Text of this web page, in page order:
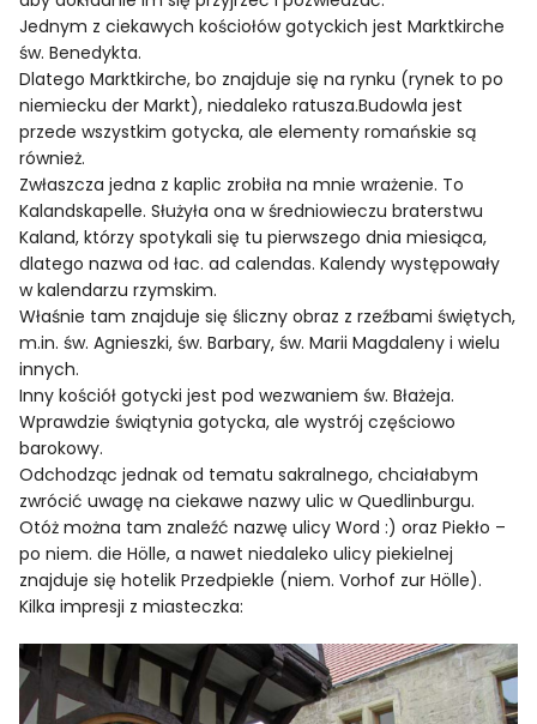
Jednym z ciekawych kościołów gotyckich jest Marktkirche
św. Benedykta.
Dlatego Marktkirche, bo znajduje się na rynku (rynek to po
niemiecku der Markt), niedaleko ratusza.Budowla jest
przede wszystkim gotycka, ale elementy romańskie są
również.
Zwłaszcza jedna z kaplic zrobiła na mnie wrażenie. To
Kalandskapelle. Służyła ona w średniowieczu braterstwu
Kaland, którzy spotykali się tu pierwszego dnia miesiąca,
dlatego nazwa od łac. ad calendas. Kalendy występowały
w kalendarzu rzymskim.
Właśnie tam znajduje się śliczny obraz z rzeźbami świętych,
m.in. św. Agnieszki, św. Barbary, św. Marii Magdaleny i wielu
innych.
Inny kościół gotycki jest pod wezwaniem św. Błażeja.
Wprawdzie świątynia gotycka, ale wystrój częściowo
barokowy.
Odchodząc jednak od tematu sakralnego, chciałabym
zwrócić uwagę na ciekawe nazwy ulic w Quedlinburgu.
Otóż można tam znaleźć nazwę ulicy Word :) oraz Piekło –
po niem. die Hölle, a nawet niedaleko ulicy piekielnej
znajduje się hotelik Przedpiekle (niem. Vorhof zur Hölle).
Kilka impresji z miasteczka: